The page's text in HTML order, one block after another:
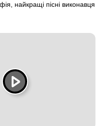
найкращі пісні виконавця